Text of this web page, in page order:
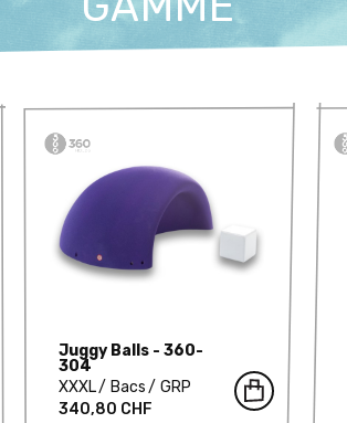
Juggy Balls - 360-
304
XXXL
Bacs
GRP
340,80 CHF